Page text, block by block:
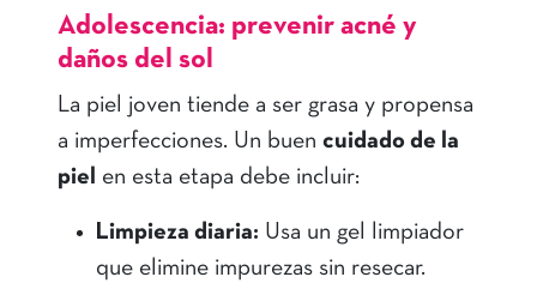
Adolescencia: prevenir acné y
daños del sol
La piel joven tiende a ser grasa y propensa
a imperfecciones. Un buen cuidado de la
piel
en esta etapa debe incluir:
Limpieza diaria: Usa un gel limpiador
que elimine impurezas sin resecar.